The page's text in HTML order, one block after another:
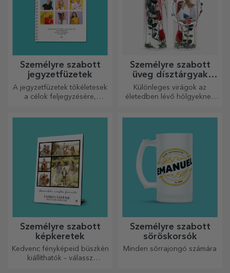
Személyre szabott
jegyzetfüzetek
A jegyzetfüzetek tökéletesek
a célok feljegyzésére,
Személyre szabott
üveg dísztárgyak
konzervált virágokkal
Különleges virágok az
életedben lévő hölgyeknek
Személyre szabott
képkeretek
Kedvenc fényképeid büszkén
kiállíthatók – válassz
Személyre szabott
söröskorsók
Minden sörrajongó számára